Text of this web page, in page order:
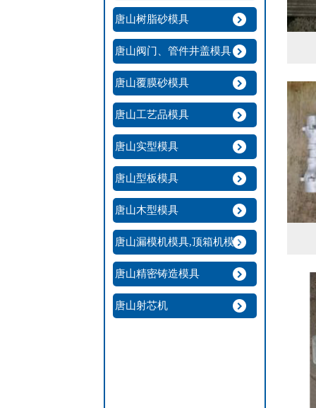
唐山树脂砂模具
唐山阀门、管件井盖模具
唐山覆膜砂模具
唐山工艺品模具
唐山实型模具
唐山型板模具
唐山木型模具
唐山漏模机模具,顶箱机模具
唐山精密铸造模具
唐山射芯机